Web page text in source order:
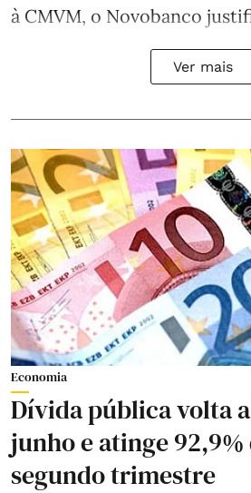
à CMVM, o Novobanco
Ver mais
Economia
Dívida pública volta
junho e atinge 92,9%
segundo trimestre